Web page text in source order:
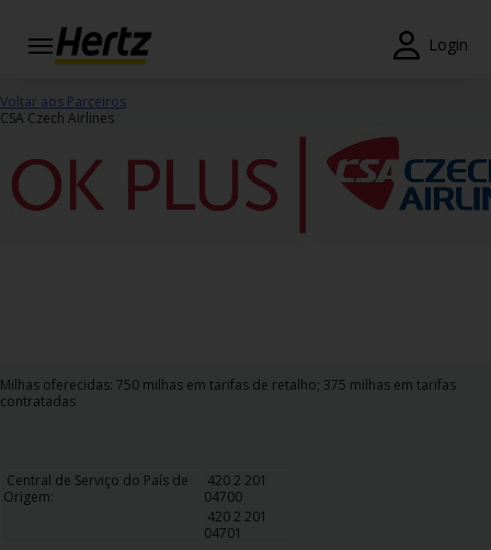
Login
Reservas
Estações
PT/PT
Carrinhas
Voltar aos Parceiros
CSA Czech Airlines
Milhas oferecidas: 750 milhas em tarifas de retalho; 375 milhas em tarifas
contratadas
Central de Serviço do País de
Origem:
420 2 201
04700
420 2 201
04701